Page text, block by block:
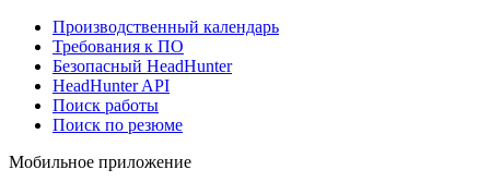
Производственный календарь
Требования к ПО
Безопасный HeadHunter
HeadHunter API
Поиск работы
Поиск по резюме
Мобильное приложение